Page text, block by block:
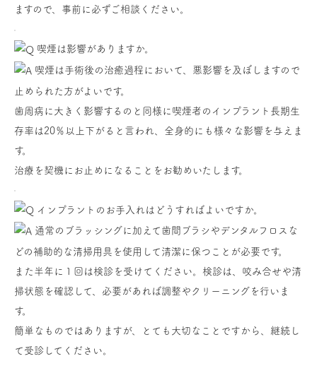
ますので、事前に必ずご相談ください。
喫煙は影響がありますか。
喫煙は手術後の治癒過程において、悪影響を及ぼしますので
止められた方がよいです。
歯周病に大きく影響するのと同様に喫煙者のインプラント長期生
存率は20％以上下がると言われ、全身的にも様々な影響を与えま
す。
治療を契機にお止めになることをお勧めいたします。
インプラントのお手入れはどうすればよいですか。
通常のブラッシングに加えて歯間ブラシやデンタルフロスな
どの補助的な清掃用具を使用して清潔に保つことが必要です。
また半年に１回は検診を受けてください。検診は、咬み合せや清
掃状態を確認して、必要があれば調整やクリーニングを行いま
す。
簡単なものではありますが、とても大切なことですから、継続し
て受診してください。